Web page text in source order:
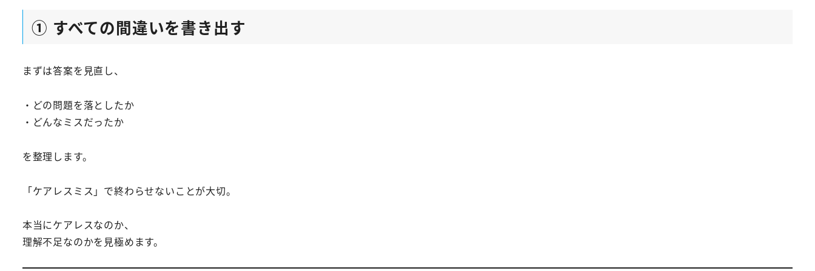
① すべての間違いを書き出す
まずは答案を見直し、
・どの問題を落としたか
・どんなミスだったか
を整理します。
「ケアレスミス」で終わらせないことが大切。
本当にケアレスなのか、
理解不足なのかを見極めます。